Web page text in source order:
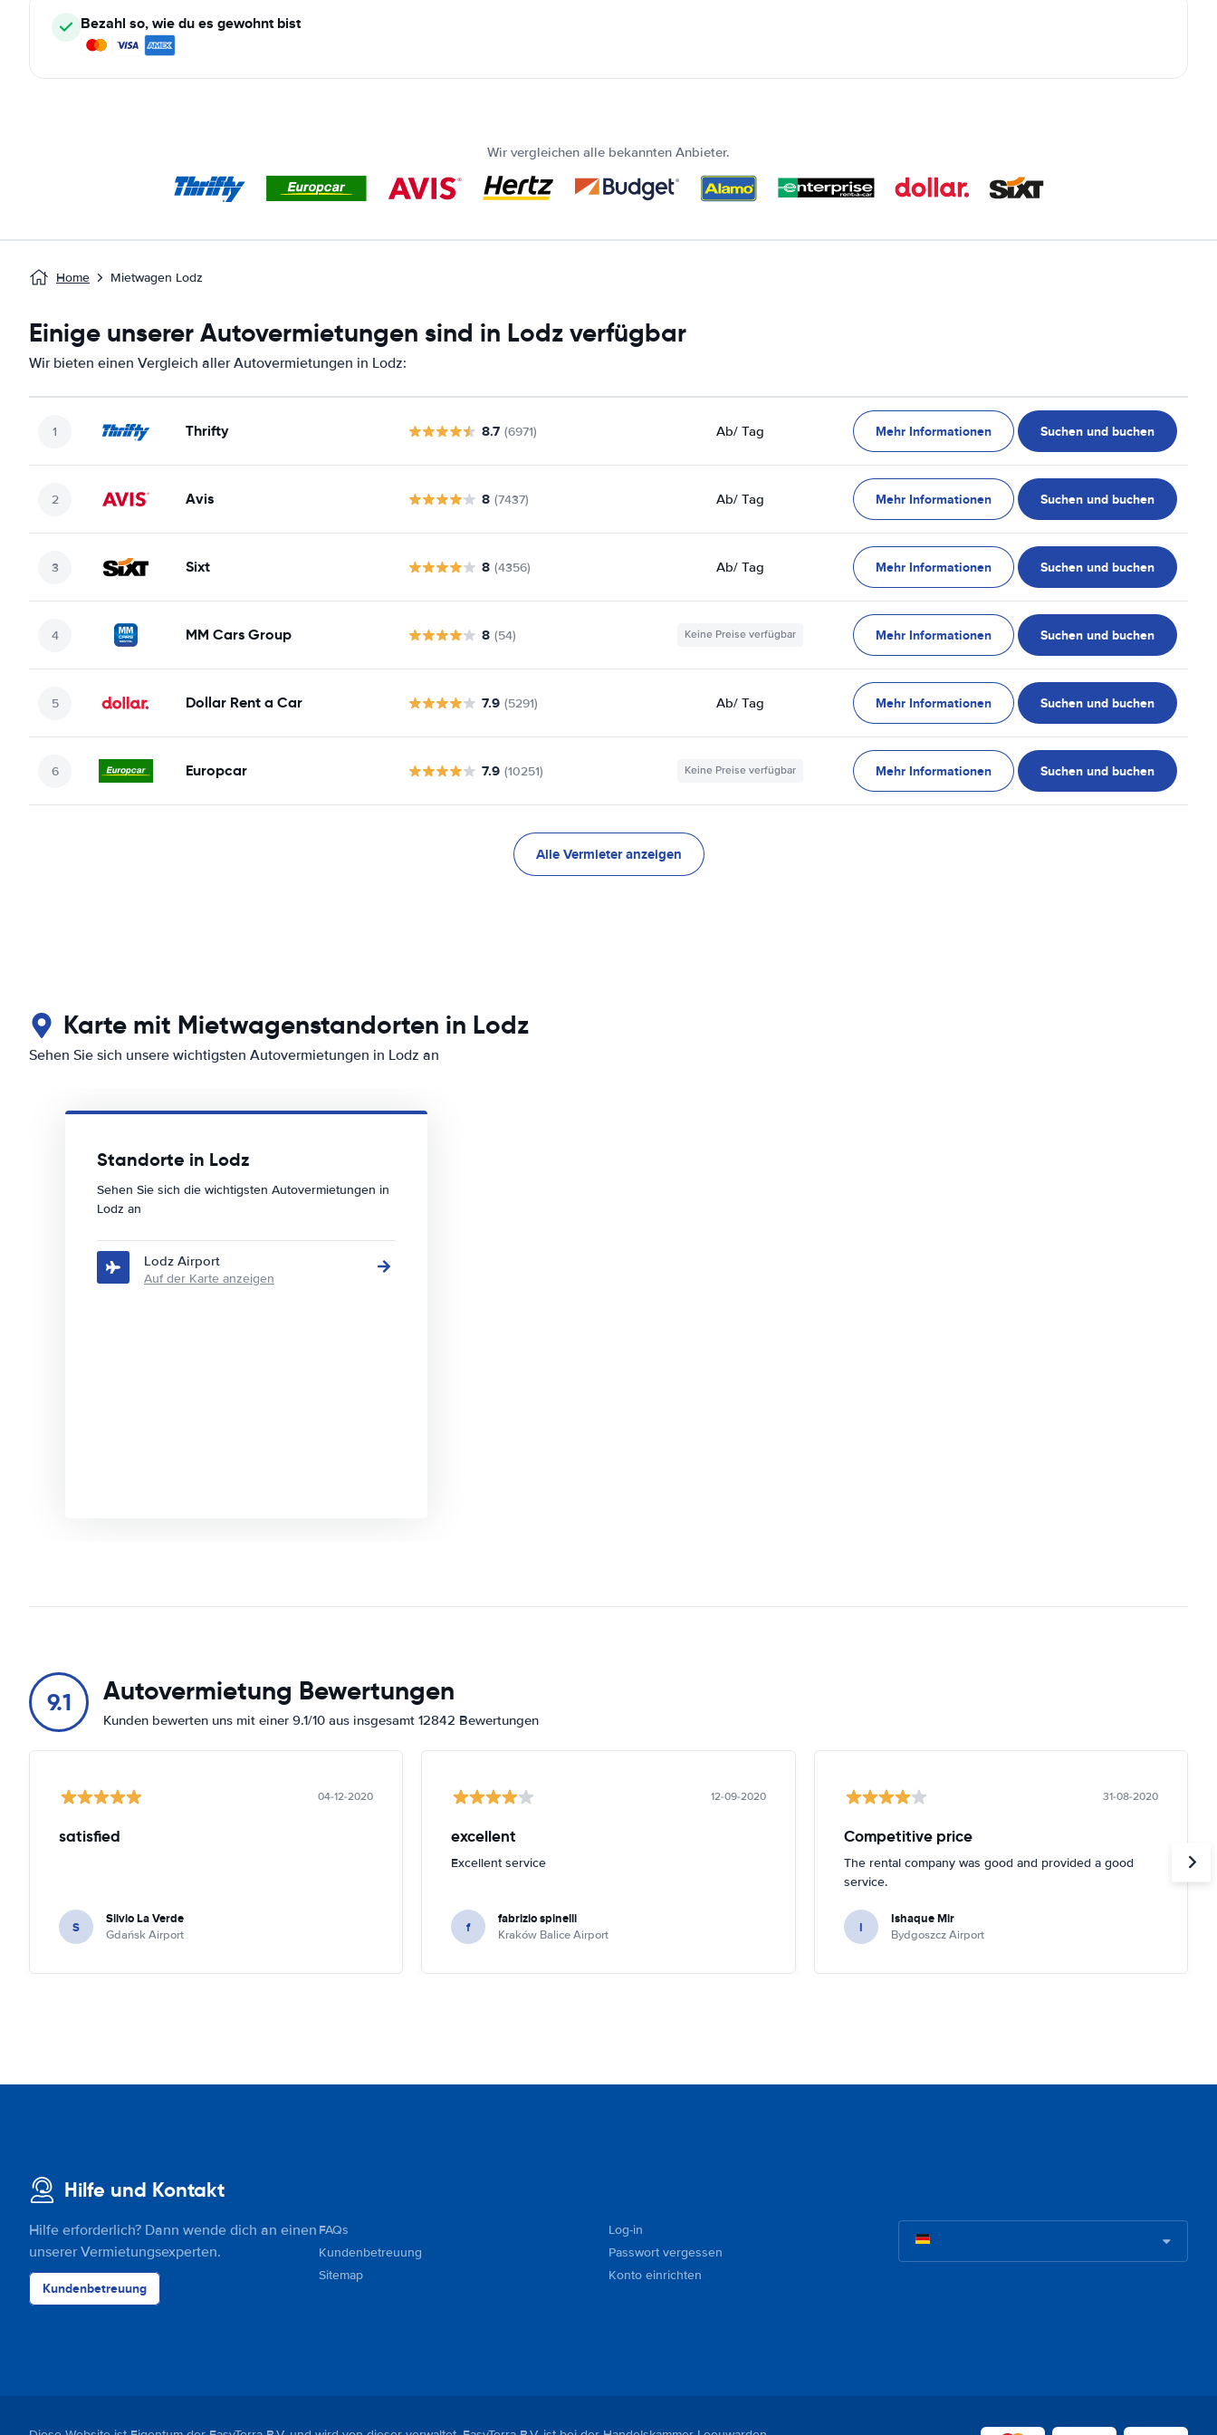
Bezahl so, wie du es gewohnt bist
Wir vergleichen alle bekannten Anbieter.
Home Mietwagen Lodz
Einige unserer Autovermietungen sind in Lodz verfügbar
Wir bieten einen Vergleich aller Autovermietungen in Lodz:
Thrifty 8.7 (6971) Ab/ Tag Mehr Informationen Suchen und buchen
Avis 8 (7437) Ab/ Tag Mehr Informationen Suchen und buchen
Sixt 8 (4356) Ab/ Tag Mehr Informationen Suchen und buchen
MM Cars Group 8 (54) Keine Preise verfügbar Mehr Informationen Suchen und buchen
Dollar Rent a Car 7.9 (5291) Ab/ Tag Mehr Informationen Suchen und buchen
Europcar 7.9 (10251) Keine Preise verfügbar Mehr Informationen Suchen und buchen
Alle Vermieter anzeigen
Karte mit Mietwagenstandorten in Lodz
Sehen Sie sich unsere wichtigsten Autovermietungen in Lodz an
Standorte in Lodz
Sehen Sie sich die wichtigsten Autovermietungen in
Lodz an
Lodz Airport
Auf der Karte anzeigen
9.1 Autovermietung Bewertungen
Kunden bewerten uns mit einer 9.1/10 aus insgesamt 12842 Bewertungen
04-12-2020
satisfied
S Silvio La Verde
Gdańsk Airport
12-09-2020
excellent
Excellent service
f fabrizio spinelli
Kraków Balice Airport
31-08-2020
Competitive price
The rental company was good and provided a good
service.
I Ishaque Mir
Bydgoszcz Airport
Hilfe und Kontakt
Hilfe erforderlich? Dann wende dich an einen
unserer Vermietungsexperten.
Kundenbetreuung
FAQs
Kundenbetreuung
Sitemap
Log-in
Passwort vergessen
Konto einrichten